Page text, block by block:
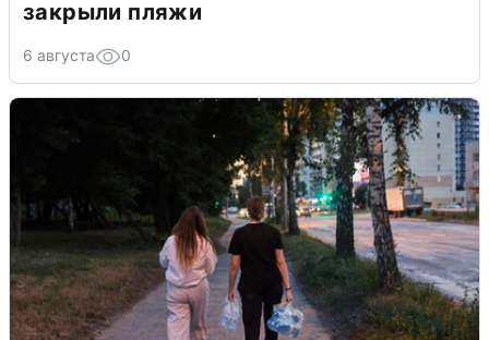
закрыли пляжи
6 августа 0